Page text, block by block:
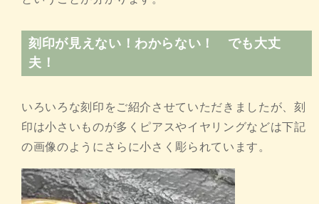
刻印が見えない！わからない！ でも大丈
夫！
いろいろな刻印をご紹介させていただきましたが、刻
印は小さいものが多くピアスやイヤリングなどは下記
の画像のようにさらに小さく彫られています。